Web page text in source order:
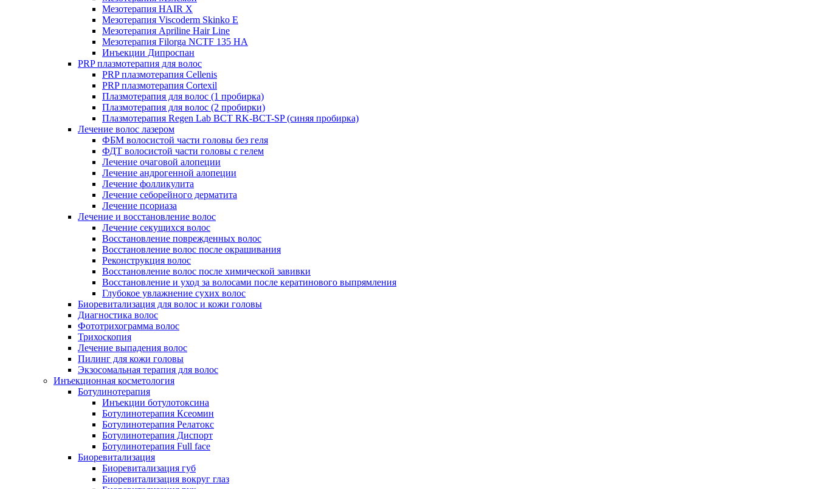
Мезотерапия HAIR X
Мезотерапия Viscoderm Skinko E
Мезотерапия Apriline Hair Line
Мезотерапия Filorga NCTF 135 HA
Инъекции Дипроспан
PRP плазмотерапия для волос
PRP плазмотерапия Cellenis
PRP плазмотерапия Cortexil
Плазмотерапия для волос (1 пробирка)
Плазмотерапия для волос (2 пробирки)
Плазмотерапия Regen Lab BCT RK-BCT-SP (синяя пробирка)
Лечение волос лазером
ФБМ волосистой части головы без геля
ФДТ волосистой части головы с гелем
Лечение очаговой алопеции
Лечение андрогенной алопеции
Лечение фолликулита
Лечение себорейного дерматита
Лечение псориаза
Лечение и восстановление волос
Лечение секущихся волос
Восстановление поврежденных волос
Восстановление волос после окрашивания
Реконструкция волос
Восстановление волос после химической завивки
Восстановление и уход за волосами после кератинового выпрямления
Глубокое увлажнение сухих волос
Биоревитализация для волос и кожи головы
Диагностика волос
Фототрихограмма волос
Трихоскопия
Лечение выпадения волос
Пилинг для кожи головы
Экзосомальная терапия для волос
Инъекционная косметология
Ботулинотерапия
Инъекции ботулотоксина
Ботулинотерапия Ксеомин
Ботулинотерапия Релатокс
Ботулинотерапия Диспорт
Ботулинотерапия Full face
Биоревитализация
Биоревитализация губ
Биоревитализация вокруг глаз